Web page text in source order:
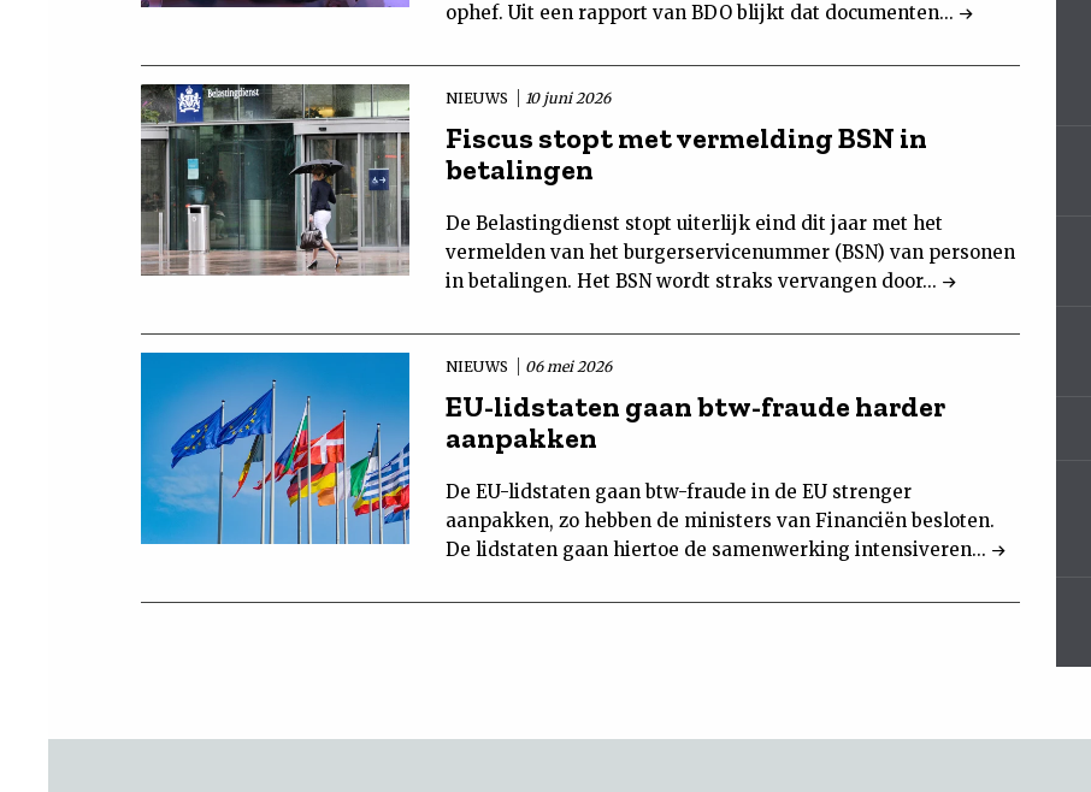
ophef. Uit een rapport van BDO blijkt dat documenten...
NIEUWS 10 juni 2026
Fiscus stopt met vermelding BSN in
betalingen
De Belastingdienst stopt uiterlijk eind dit jaar met het
vermelden van het burgerservicenummer (BSN) van personen
in betalingen. Het BSN wordt straks vervangen door...
NIEUWS 06 mei 2026
EU-lidstaten gaan btw-fraude harder
aanpakken
De EU-lidstaten gaan btw-fraude in de EU strenger
aanpakken, zo hebben de ministers van Financiën besloten.
De lidstaten gaan hiertoe de samenwerking intensiveren...